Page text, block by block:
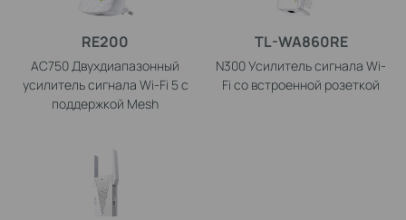
RE200
AC750 Двухдиапазонный
усилитель сигнала Wi-Fi 5 с
поддержкой Mesh
TL-WA860RE
N300 Усилитель сигнала Wi-
Fi со встроенной розеткой